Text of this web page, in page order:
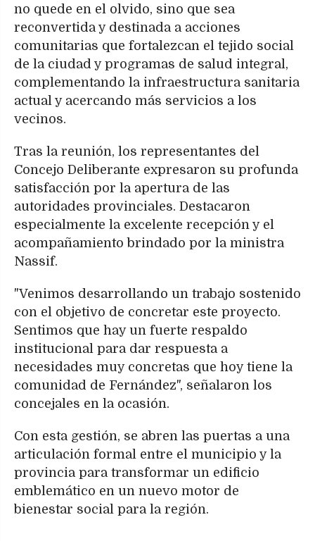
no quede en el olvido, sino que sea
reconvertida y destinada a acciones
comunitarias que fortalezcan el tejido social
de la ciudad y programas de salud integral,
complementando la infraestructura sanitaria
actual y acercando más servicios a los
vecinos.
Tras la reunión, los representantes del
Concejo Deliberante expresaron su profunda
satisfacción por la apertura de las
autoridades provinciales. Destacaron
especialmente la excelente recepción y el
acompañamiento brindado por la ministra
Nassif.
"Venimos desarrollando un trabajo sostenido
con el objetivo de concretar este proyecto.
Sentimos que hay un fuerte respaldo
institucional para dar respuesta a
necesidades muy concretas que hoy tiene la
comunidad de Fernández", señalaron los
concejales en la ocasión.
Con esta gestión, se abren las puertas a una
articulación formal entre el municipio y la
provincia para transformar un edificio
emblemático en un nuevo motor de
bienestar social para la región.